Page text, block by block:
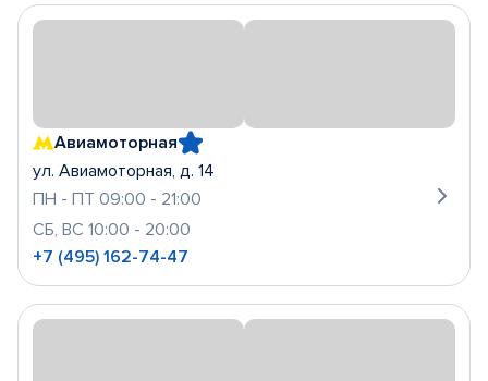
Авиамоторная
ул. Авиамоторная, д. 14
ПН - ПТ 09:00 - 21:00
СБ, ВС 10:00 - 20:00
+7 (495) 162-74-47